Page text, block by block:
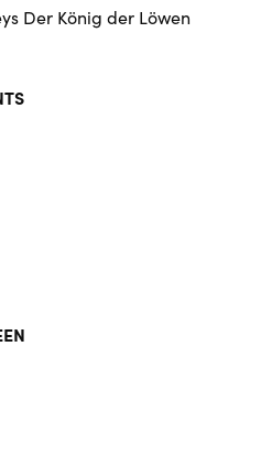
Der König der Löwen